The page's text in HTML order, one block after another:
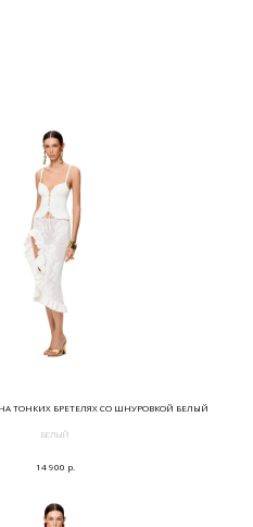
ТОНКИХ БРЕТЕЛЯХ СО ШНУРОВКОЙ БЕЛЫЙ
БЕЛЫЙ
14 900 р.